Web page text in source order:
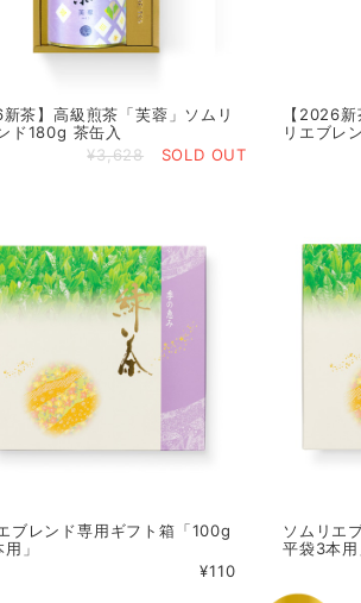
新茶】高級煎茶「芙蓉」ソムリ
ド180g 茶缶入
¥3,628
SOLD OUT
【2026
リエブレ
ブレンド専用ギフト箱「100g
」
¥110
ソムリエ
平袋3本用